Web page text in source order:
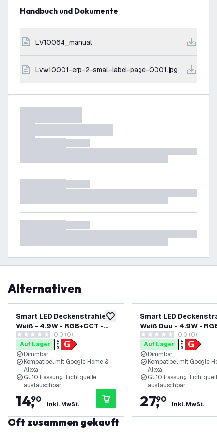
Handbuch und Dokumente
LV10064_manual
lvw10001-erp-2-small-label-page-0001.jpg
Alternativen
zur Wunschliste hinzufügen
Smart LED Deckenstrahler
Weiß - 4.9W - RGB+CCT -
Neigbar
0 Bewertungssterne
0.0 (0)
Auf Lager
Dimmbar
Kompatibel mit Google Home &
Alexa
GU10 Fassung: Lichtquelle
austauschbar
14,
90
inkl. MwSt.
Smart LED
Weiß Duo - 4.9W -
- Neigbar
0 Bewertungssterne
0.0 (0)
Auf Lager
Dimmbar
Kompatibel mit Google
Alexa
GU10 Fassung:
austauschbar
27,
90
inkl. MwSt.
Oft zusammen gekauft